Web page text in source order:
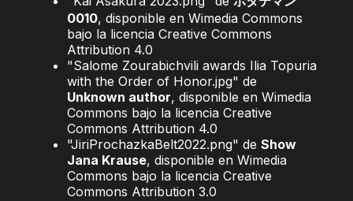
0010, disponible en Wimedia Commons
bajo la licencia Creative Commons
Attribution 4.0
"Salome Zourabichvili awards Ilia Topuria
with the Order of Honor.jpg" de
Unknown author, disponible en Wimedia
Commons bajo la licencia Creative
Commons Attribution 4.0
"JiriProchazkaBelt2022.png" de Show
Jana Krause, disponible en Wimedia
Commons bajo la licencia Creative
Commons Attribution 3.0